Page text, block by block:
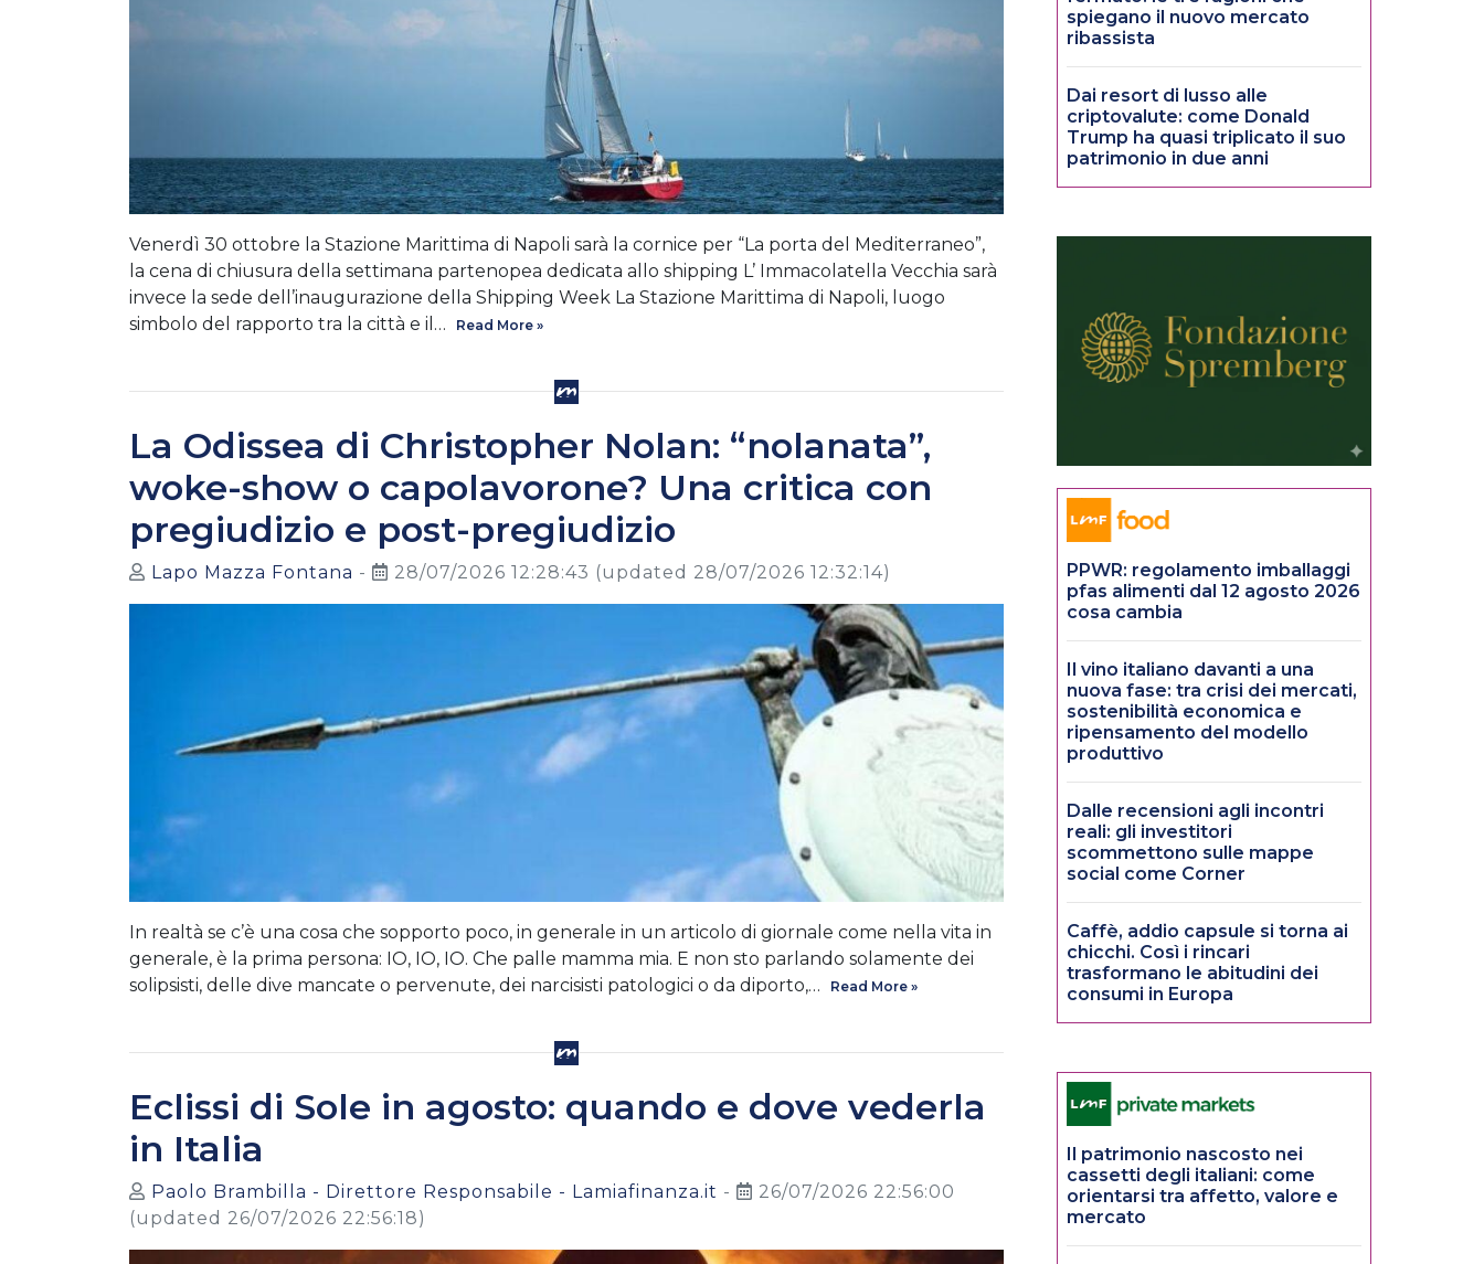
Venerdì 30 ottobre la Stazione Marittima di Napoli sarà la cornice per “La porta del Mediterraneo”,
la cena di chiusura della settimana partenopea dedicata allo shipping L’ Immacolatella Vecchia sarà
invece la sede dell’inaugurazione della Shipping Week La Stazione Marittima di Napoli, luogo
simbolo del rapporto tra la città e il…
Read More »
La Odissea di Christopher Nolan: “nolanata”,
woke-show o capolavorone? Una critica con
pregiudizio e post-pregiudizio
Lapo Mazza Fontana - 28/07/2026 12:28:43 (updated 28/07/2026 12:32:14)
In realtà se c’è una cosa che sopporto poco, in generale in un articolo di giornale come nella vita in
generale, è la prima persona: IO, IO, IO. Che palle mamma mia. E non sto parlando solamente dei
solipsisti, delle dive mancate o pervenute, dei narcisisti patologici o da diporto,…
Read More »
Eclissi di Sole in agosto: quando e dove vederla
in Italia
Paolo Brambilla - Direttore Responsabile - Lamiafinanza.it -
26/07/2026 22:56:00
(updated 26/07/2026 22:56:18)
spiegano il nuovo mercato
ribassista
Dai resort di lusso alle
criptovalute: come Donald
Trump ha quasi triplicato il suo
patrimonio in due anni
PPWR: regolamento imballaggi
pfas alimenti dal 12 agosto 2026
cosa cambia
Il vino italiano davanti a una
nuova fase: tra crisi dei mercati,
sostenibilità economica e
ripensamento del modello
produttivo
Dalle recensioni agli incontri
reali: gli investitori
scommettono sulle mappe
social come Corner
Caffè, addio capsule si torna ai
chicchi. Così i rincari
trasformano le abitudini dei
consumi in Europa
Il patrimonio nascosto nei
cassetti degli italiani: come
orientarsi tra affetto, valore e
mercato